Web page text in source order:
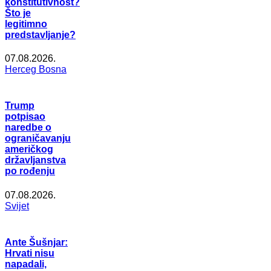
Što je
legitimno
predstavljanje?
07.08.2026.
Herceg Bosna
Trump
potpisao
naredbe o
ograničavanju
američkog
državljanstva
po rođenju
07.08.2026.
Svijet
Ante Šušnjar:
Hrvati nisu
napadali,